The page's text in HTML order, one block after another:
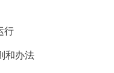
行
和办法